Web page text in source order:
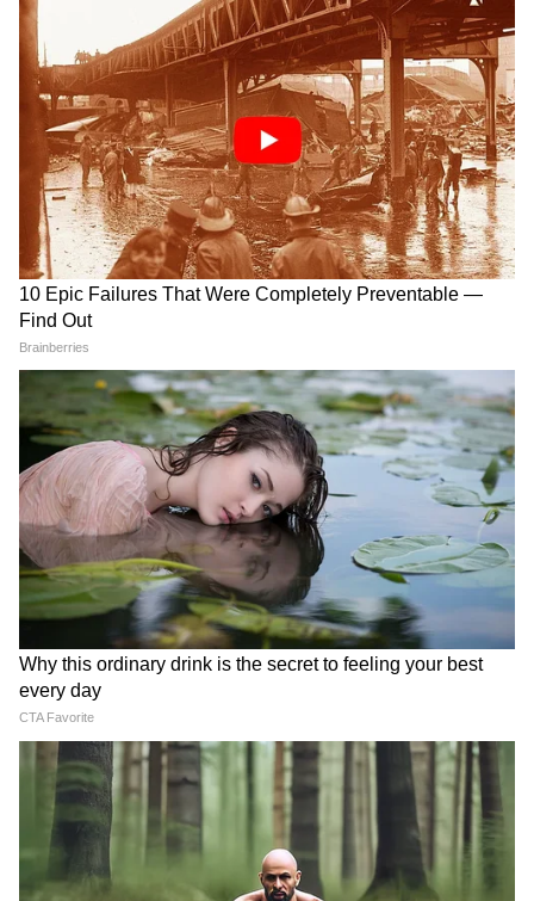
নিয়মও চালু হয়েছে যে, একজন ব্যক্তি একটি স্তরে
তিনটি মেয়াদের বেশি সম্পাদকের দায়িত্ব সামলাতে
পারবেন না।
এই কারণেই তিনটি মেয়াদের পরে কারাট সাধারণ
সম্পাদকের পদ থেকে সরে গেছিলেন গত ২০১৫
সালে। এমনকি, আগামী পার্টি কংগ্রেসে সীতারাম
ইয়েচুরিরও তৃতীয় মেয়াদ পূর্ণ হওয়ার কথা ছিল।
যদিও তিনি বেঁচে থাকাকালীনই দলের মধ্যে
আলোচনা শুরু হয়েছিল যে, দলের তিন-চতুর্থাংশের
সমর্থন নিয়ে ফের তাঁকেই সাধারণ সম্পাদকের
দায়িত্ব দেওয়া যায় কি না। তবে সেই সুযোগ আর
এখন নেই।
প্রসঙ্গত, মহম্মদ সেলিমের বয়স এখন ৬৭ বছর।
ফলে, তিনি যদি সর্বভারতীয় সাধারণ সম্পাদকের
দায়িত্ব নেন, তাহলে তিনটি মেয়াদ থাকতে পারবেন।
এহেন ভাবনাচিন্তা থেকেই সেলিমকে দায়িত্ব নেওয়ার
জন্য অনুরোধ করেছেন দলের সর্বোচ্চ নেতৃত্বের
একটি বড় অংশ।
আরও খবরের জন্য চোখ রাখুন এশিয়ানেট
নিউজ বাংলার হোয়াটসঅ্যাপ চ্যানেলে, ক্লিক
করুন এখানে।